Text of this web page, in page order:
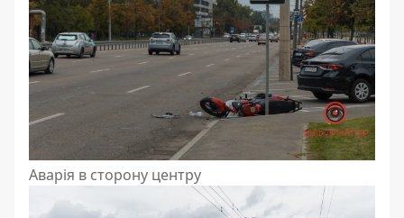
Аварія в сторону центру